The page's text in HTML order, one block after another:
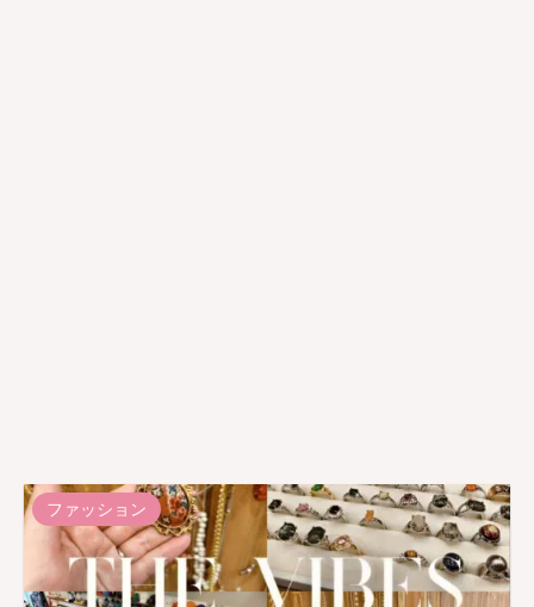
ファッション